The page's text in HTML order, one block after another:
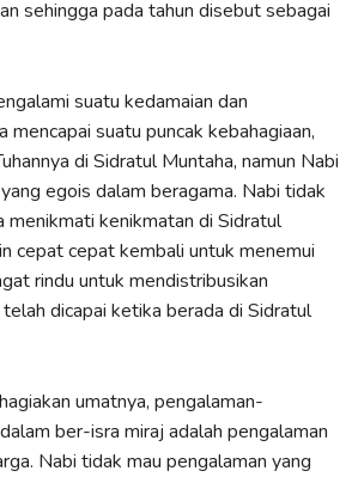
sehingga pada tahun disebut sebagai
suatu kedamaian dan
mencapai suatu puncak kebahagiaan,
di Sidratul Muntaha, namun Nabi
egois dalam beragama. Nabi tidak
menikmati kenikmatan di Sidratul
cepat cepat kembali untuk menemui
rindu untuk mendistribusikan
dicapai ketika berada di Sidratul
umatnya, pengalaman-
ber-isra miraj adalah pengalaman
Nabi tidak mau pengalaman yang